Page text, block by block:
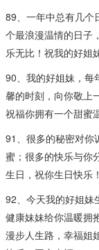
89、一年中总有几个
个最浪漫温情的日子
乐无比！祝我的好姐
90、我的好姐妹，每
馨的时刻，向你敬上
祝福你拥有一个甜蜜
91、很多的秘密对你
蜜；很多的快乐与你
生日，祝你生日快乐
92、今天我的好姐妹
健康妹妹给你温暖拥
漫步人生路，幸福姐